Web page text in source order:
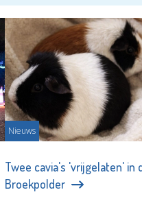
Nieuws
Twee cavia's 'vrijgelaten' in
Broekpolder